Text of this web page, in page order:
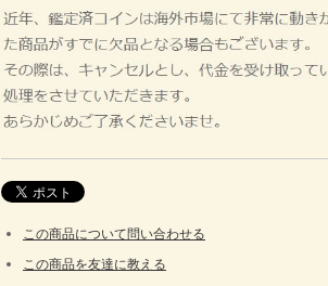
この商品について問い合わせる
この商品を友達に教える